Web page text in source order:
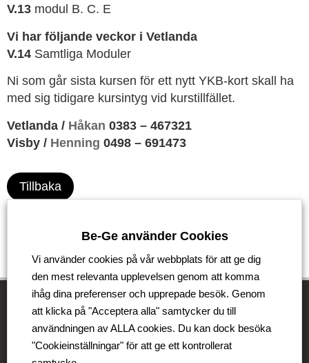
V.13 modul B. C. E
Vi har följande veckor i Vetlanda
V.14 Samtliga Moduler
Ni som går sista kursen för ett nytt YKB-kort skall ha
med sig tidigare kursintyg vid kurstillfället.
Vetlanda / Håkan 0383 – 467321
Visby / Henning 0498 – 691473
Tillbaka
Be-Ge Koncernen
Be-Ge använder Cookies
Vi använder cookies på vår webbplats för att ge dig
den mest relevanta upplevelsen genom att komma
ihåg dina preferenser och upprepade besök. Genom
att klicka på "Acceptera alla" samtycker du till
användningen av ALLA cookies. Du kan dock besöka
"Cookieinställningar" för att ge ett kontrollerat